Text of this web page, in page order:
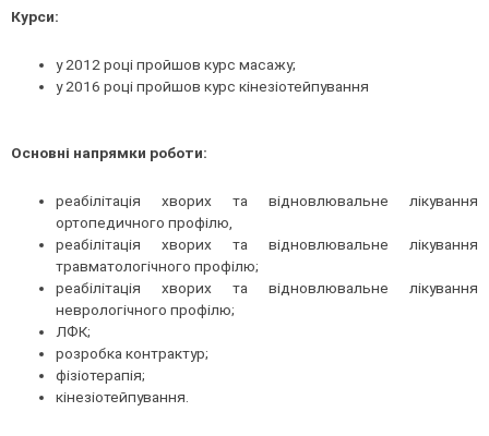
Курси:
у 2012 році пройшов курс масажу;
у 2016 році пройшов курс кінезіотейпування
Основні напрямки роботи:
реабілітація хворих та відновлювальне лікування
ортопедичного профілю,
реабілітація хворих та відновлювальне лікування
травматологічного профілю;
реабілітація хворих та відновлювальне лікування
неврологічного профілю;
ЛФК;
розробка контрактур;
фізіотерапія;
кінезіотейпування.